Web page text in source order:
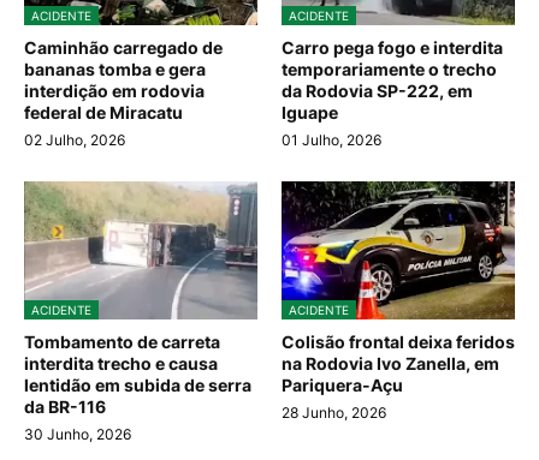
ACIDENTE
Caminhão carregado de
bananas tomba e gera
interdição em rodovia
federal de Miracatu
02 Julho, 2026
ACIDENTE
Carro pega fogo e interdita
temporariamente o trecho
da Rodovia SP-222, em
Iguape
01 Julho, 2026
ACIDENTE
Tombamento de carreta
interdita trecho e causa
lentidão em subida de serra
da BR-116
30 Junho, 2026
ACIDENTE
Colisão frontal deixa feridos
na Rodovia Ivo Zanella, em
Pariquera-Açu
28 Junho, 2026